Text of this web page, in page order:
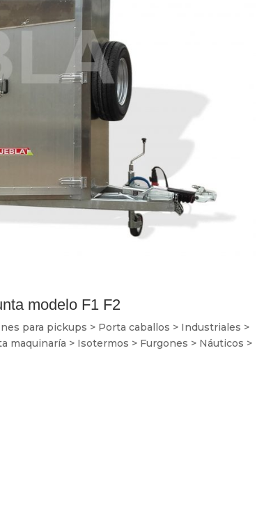
modelo F1 F2
para pickups > Porta caballos > Industriales >
maquinaría > Isotermos > Furgones > Náuticos >